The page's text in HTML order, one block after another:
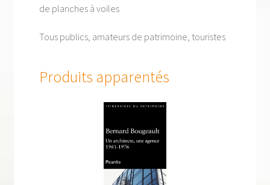
de planches à voiles
Tous publics, amateurs de patrimoine, touristes
Produits apparentés